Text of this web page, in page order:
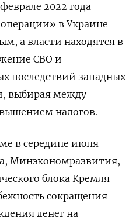
2022 года
в Украине
а власти находятся в
СВО и
последствий западных
выбирая между
налогов.
в середине июня
Минэкономразвития,
блока Кремля
сокращения
денег на